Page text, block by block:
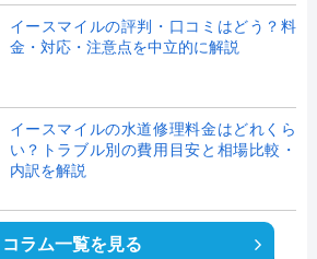
イースマイルの評判・口コミはどう？料
金・対応・注意点を中立的に解説
イースマイルの水道修理料金はどれくら
い？トラブル別の費用目安と相場比較・
内訳を解説
コラム一覧を見る